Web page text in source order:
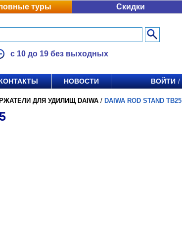
туры Скидки
с 10 до 19 без выходных
НОВОСТИ ВОЙТИ /
ДЛЯ УДИЛИЩ DAIWA / DAIWA ROD STAND TB25